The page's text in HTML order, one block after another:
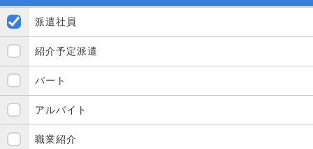
派遣社員
紹介予定派遣
パート
アルバイト
職業紹介